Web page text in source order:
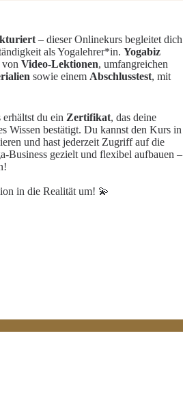
– dieser Onlinekurs begleitet dich
als Yogalehrer*in. Yogabiz
von Video-Lektionen, umfangreichen
sowie einem Abschlusstest, mit
du ein Zertifikat, das deine
Wissen bestätigt. Du kannst den Kurs in
und hast jederzeit Zugriff auf die
Business gezielt und flexibel aufbauen –
in die Realität um! 💫